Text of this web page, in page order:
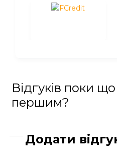
Відгуків поки
першим?
Додати